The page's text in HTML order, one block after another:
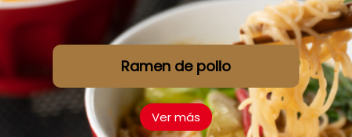
Ramen de pollo
Ver más